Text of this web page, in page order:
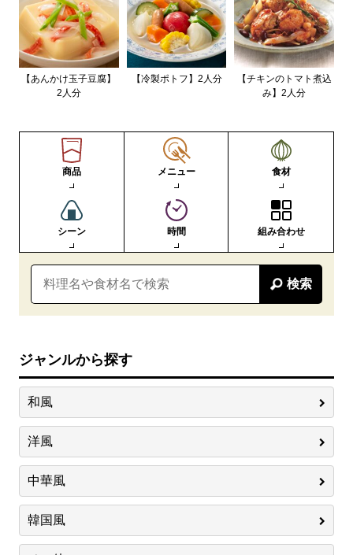
【あんかけ玉子豆腐】
2人分
【冷製ポトフ】2人分
【チキンのトマト煮込
み】2人分
商品 メニュー 食材
シーン 時間 組み合わせ
検索
ジャンルから探す
和風
洋風
中華風
韓国風